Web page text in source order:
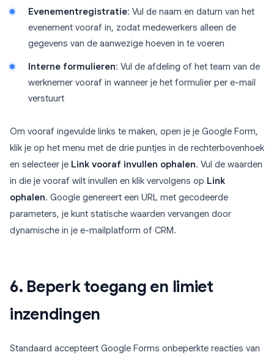
Evenementregistratie: Vul de naam en datum van het
evenement vooraf in, zodat medewerkers alleen de
gegevens van de aanwezige hoeven in te voeren
Interne formulieren: Vul de afdeling of het team van de
werknemer vooraf in wanneer je het formulier per e-mail
verstuurt
Om vooraf ingevulde links te maken, open je je Google Form,
klik je op het menu met de drie puntjes in de rechterbovenhoek
en selecteer je Link vooraf invullen ophalen. Vul de waarden
in die je vooraf wilt invullen en klik vervolgens op Link
ophalen. Google genereert een URL met gecodeerde
parameters, je kunt statische waarden vervangen door
dynamische in je e-mailplatform of CRM.
6. Beperk toegang en limiet
inzendingen
Standaard accepteert Google Forms onbeperkte reacties van